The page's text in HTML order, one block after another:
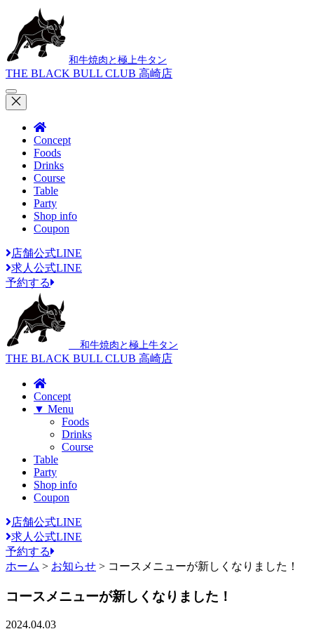
和牛焼肉と極上牛タン
THE BLACK BULL CLUB 高崎店
Concept
Foods
Drinks
Course
Table
Party
Shop info
Coupon
店舗公式LINE
求人公式LINE
予約する
和牛焼肉と極上牛タン
THE BLACK BULL CLUB 高崎店
Concept
▼ Menu
Foods
Drinks
Course
Table
Party
Shop info
Coupon
店舗公式LINE
求人公式LINE
予約する
ホーム > お知らせ > コースメニューが新しくなりました！
コースメニューが新しくなりました！
2024.04.03